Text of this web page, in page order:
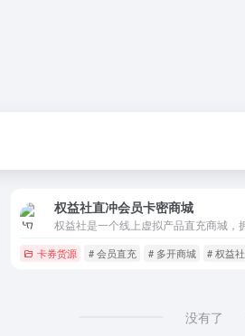
权益社直冲会员卡密商城
卡券货源 # 会员直充 # 多开商城 # 权益社
没有了